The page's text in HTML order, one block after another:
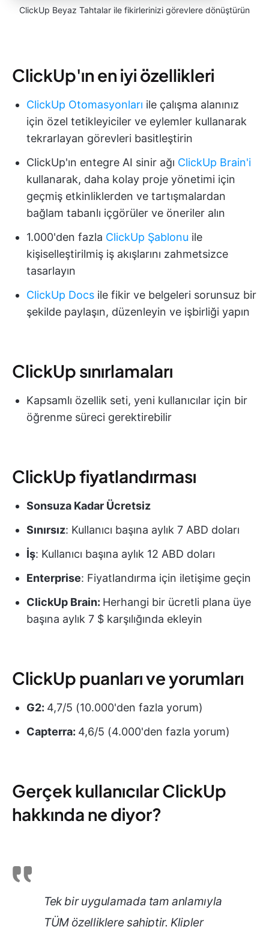
ClickUp Beyaz Tahtalar ile fikirlerinizi görevlere dönüştürün
ClickUp'ın en iyi özellikleri
ClickUp Otomasyonları ile çalışma alanınız
için özel tetikleyiciler ve eylemler kullanarak
tekrarlayan görevleri basitleştirin
ClickUp'ın entegre AI sinir ağı ClickUp Brain'i
kullanarak, daha kolay proje yönetimi için
geçmiş etkinliklerden ve tartışmalardan
bağlam tabanlı içgörüler ve öneriler alın
1.000'den fazla ClickUp Şablonu ile
kişiselleştirilmiş iş akışlarını zahmetsizce
tasarlayın
ClickUp Docs ile fikir ve belgeleri sorunsuz bir
şekilde paylaşın, düzenleyin ve işbirliği yapın
ClickUp sınırlamaları
Kapsamlı özellik seti, yeni kullanıcılar için bir
öğrenme süreci gerektirebilir
ClickUp fiyatlandırması
Sonsuza Kadar Ücretsiz
Sınırsız: Kullanıcı başına aylık 7 ABD doları
İş: Kullanıcı başına aylık 12 ABD doları
Enterprise: Fiyatlandırma için iletişime geçin
ClickUp Brain: Herhangi bir ücretli plana üye
başına aylık 7 $ karşılığında ekleyin
ClickUp puanları ve yorumları
G2: 4,7/5 (10.000'den fazla yorum)
Capterra: 4,6/5 (4.000'den fazla yorum)
Gerçek kullanıcılar ClickUp
hakkında ne diyor?
Tek bir uygulamada tam anlamıyla
TÜM özelliklere sahiptir. Klipler